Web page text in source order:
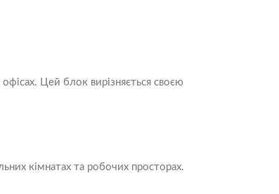
Цей блок вирізняється своєю
кімнатах та робочих просторах.